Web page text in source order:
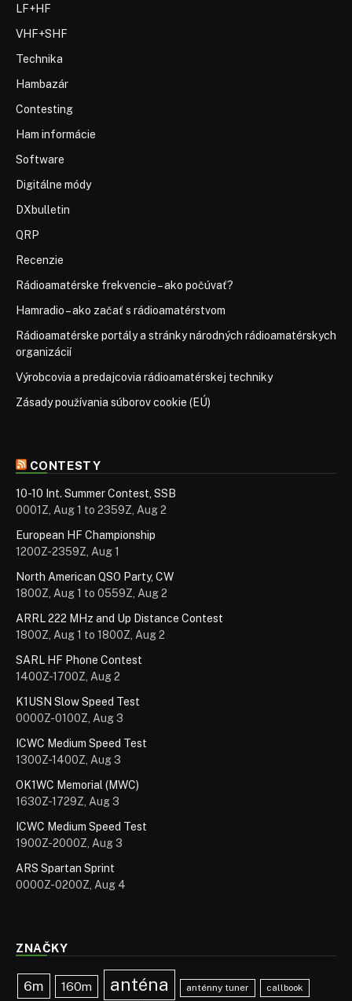
LF+HF
VHF+SHF
Technika
Hambazár
Contesting
Ham informácie
Software
Digitálne módy
DXbulletin
QRP
Recenzie
Rádioamatérske frekvencie – ako počúvať?
Hamradio – ako začať s rádioamatérstvom
Rádioamatérske portály a stránky národných rádioamatérskych
organizácií
Výrobcovia a predajcovia rádioamatérskej techniky
Zásady používania súborov cookie (EÚ)
CONTESTY
10-10 Int. Summer Contest, SSB
0001Z, Aug 1 to 2359Z, Aug 2
European HF Championship
1200Z-2359Z, Aug 1
North American QSO Party, CW
1800Z, Aug 1 to 0559Z, Aug 2
ARRL 222 MHz and Up Distance Contest
1800Z, Aug 1 to 1800Z, Aug 2
SARL HF Phone Contest
1400Z-1700Z, Aug 2
K1USN Slow Speed Test
0000Z-0100Z, Aug 3
ICWC Medium Speed Test
1300Z-1400Z, Aug 3
OK1WC Memorial (MWC)
1630Z-1729Z, Aug 3
ICWC Medium Speed Test
1900Z-2000Z, Aug 3
ARS Spartan Sprint
0000Z-0200Z, Aug 4
ZNAČKY
6m 160m anténa anténny tuner callbook